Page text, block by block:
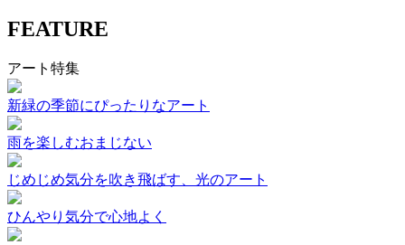
FEATURE
アート特集
新緑の季節にぴったりなアート
雨を楽しむおまじない
じめじめ気分を吹き飛ばす、光のアート
ひんやり気分で心地よく